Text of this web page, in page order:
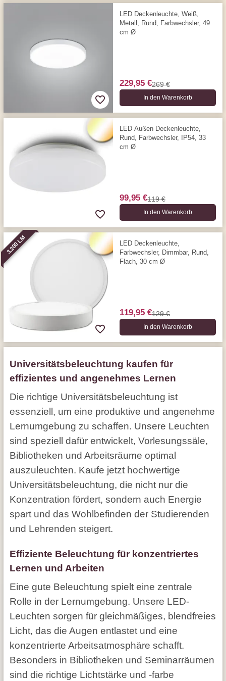
LED Deckenleuchte, Weiß,
Metall, Rund, Farbwechsler, 49
cm Ø
229,95 €269 €
In den Warenkorb
LED Außen Deckenleuchte,
Rund, Farbwechsler, IP54, 33
cm Ø
99,95 €119 €
In den Warenkorb
3.200 LM
LED Deckenleuchte,
Farbwechsler, Dimmbar, Rund,
Flach, 30 cm Ø
119,95 €129 €
In den Warenkorb
Universitätsbeleuchtung kaufen für
effizientes und angenehmes Lernen
Die richtige Universitätsbeleuchtung ist
essenziell, um eine produktive und angenehme
Lernumgebung zu schaffen. Unsere Leuchten
sind speziell dafür entwickelt, Vorlesungssäle,
Bibliotheken und Arbeitsräume optimal
auszuleuchten. Kaufe jetzt hochwertige
Universitätsbeleuchtung, die nicht nur die
Konzentration fördert, sondern auch Energie
spart und das Wohlbefinden der Studierenden
und Lehrenden steigert.
Effiziente Beleuchtung für konzentriertes
Lernen und Arbeiten
Eine gute Beleuchtung spielt eine zentrale
Rolle in der Lernumgebung. Unsere LED-
Leuchten sorgen für gleichmäßiges, blendfreies
Licht, das die Augen entlastet und eine
konzentrierte Arbeitsatmosphäre schafft.
Besonders in Bibliotheken und Seminarräumen
sind die richtige Lichtstärke und -farbe